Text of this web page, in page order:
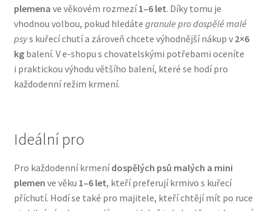
Royal Canin pro psy
Veterinární dieta pro psy
Vodítka a obojky
plemena ve věkovém rozmezí1–6 let. Díky tomu je
vhodnou volbou, pokud hledáte granule pro dospělé malé
psys kuřecí chutí a zároveň chcete výhodnější nákup v 2×6
kgbalení. V e-shopu s chovatelskými potřebami oceníte
i praktickou výhodu většího balení, které se hodí pro
každodenní režim krmení.
Ideální pro
Pro každodenní krmenídospělých psů malých a mini
plemen ve věku 1–6 let, kteří preferují krmivo s kuřecí
příchutí. Hodí se také pro majitele, kteří chtějí mít po ruce